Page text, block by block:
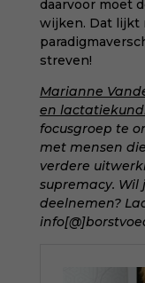
daarvoor moet
wijken. Dat lijkt
streven!
Marianne
en
focusgroep te
met mensen
verdere
supremacy.
deelnemen?